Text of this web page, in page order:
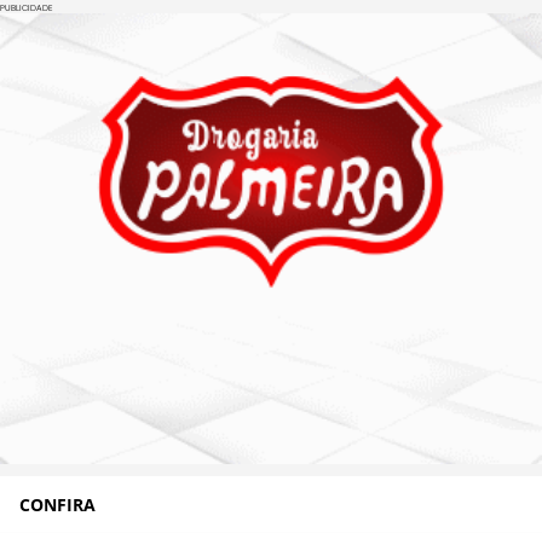
PUBLICIDADE
CONFIRA